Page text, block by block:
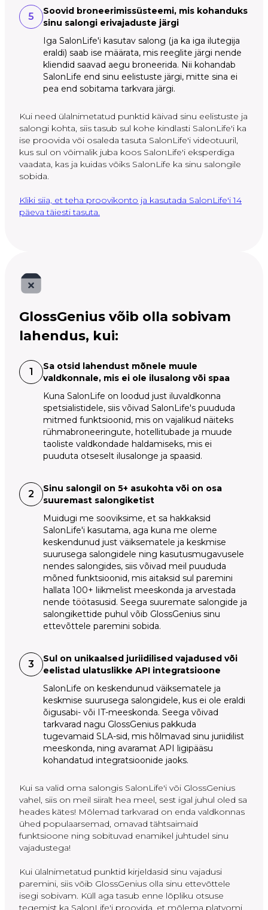
5
Soovid broneerimissüsteemi, mis kohanduks
sinu salongi erivajaduste järgi
Iga SalonLife'i kasutav salong (ja ka iga ilutegija
eraldi) saab ise määrata, mis reeglite järgi nende
kliendid saavad aegu broneerida. Nii kohandab
SalonLife end sinu eelistuste järgi, mitte sina ei
pea end sobitama tarkvara järgi.
Kui need ülalnimetatud punktid käivad sinu eelistuste ja
salongi kohta, siis tasub sul kohe kindlasti SalonLife'i ka
ise proovida või osaleda tasuta SalonLife'i videotuuril,
kus sul on võimalik juba koos SalonLife'i eksperdiga
vaadata, kas ja kuidas võiks SalonLife ka sinu salongile
sobida.
Kliki siia, et teha proovikonto ja kasutada SalonLife'i 14
päeva täiesti tasuta.
GlossGenius võib olla sobivam
lahendus, kui:
1
Sa otsid lahendust mõnele muule
valdkonnale, mis ei ole ilusalong või spaa
Kuna SalonLife on loodud just iluvaldkonna
spetsialistidele, siis võivad SalonLife's puududa
mitmed funktsioonid, mis on vajalikud näiteks
rühmabroneeringute, hotellitubade ja muude
taoliste valdkondade haldamiseks, mis ei
puuduta otseselt ilusalonge ja spaasid.
2
Sinu salongil on 5+ asukohta või on osa
suuremast salongiketist
Muidugi me sooviksime, et sa hakkaksid
SalonLife'i kasutama, aga kuna me oleme
keskendunud just väiksematele ja keskmise
suurusega salongidele ning kasutusmugavusele
nendes salongides, siis võivad meil puududa
mõned funktsioonid, mis aitaksid sul paremini
hallata 100+ liikmelist meeskonda ja arvestada
nende töötasusid. Seega suuremate salongide ja
salongikettide puhul võib GlossGenius sinu
ettevõttele paremini sobida.
3
Sul on unikaalsed juriidilised vajadused või
eelistad ulatuslikke API integratsioone
SalonLife on keskendunud väiksematele ja
keskmise suurusega salongidele, kus ei ole eraldi
õigusabi- või IT-meeskonda. Seega võivad
tarkvarad nagu GlossGenius pakkuda
tugevamaid SLA-sid, mis hõlmavad sinu juriidilist
meeskonda, ning avaramat API ligipääsu
kohandatud integratsioonide jaoks.
Kui sa valid oma salongis SalonLife'i või GlossGenius
vahel, siis on meil siiralt hea meel, sest igal juhul oled sa
heades kätes! Mõlemad tarkvarad on enda valdkonnas
ühed populaarsemad, omavad tähtsaimaid
funktsioone ning sobituvad enamikel juhtudel sinu
vajadustega!
Kui ülalnimetatud punktid kirjeldasid sinu vajadusi
paremini, siis võib GlossGenius olla sinu ettevõttele
isegi sobivam. Küll aga tasub enne lõpliku otsuse